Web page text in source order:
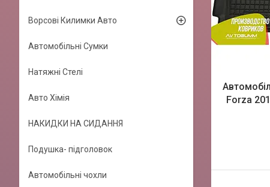
Forza
Ворсові Килимки Авто
Автомобільні Сумки
Натяжні Стелі
Авто Хімія
НАКИДКИ НА СИДАННЯ
Подушка- підголовок
Автомобільні чохли